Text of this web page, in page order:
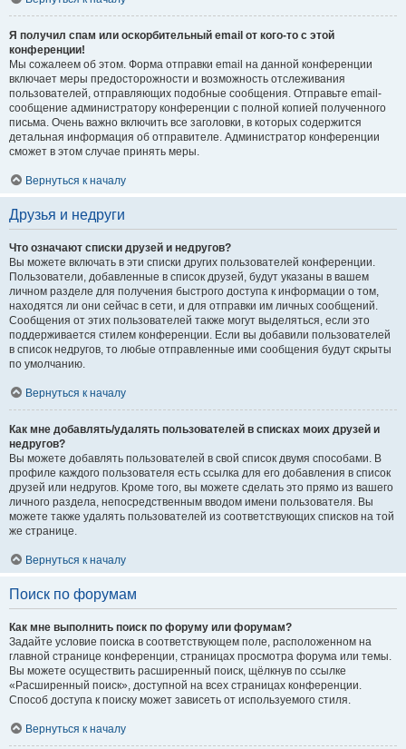
Я получил спам или оскорбительный email от кого-то с этой
конференции!
Мы сожалеем об этом. Форма отправки email на данной конференции
включает меры предосторожности и возможность отслеживания
пользователей, отправляющих подобные сообщения. Отправьте email-
сообщение администратору конференции с полной копией полученного
письма. Очень важно включить все заголовки, в которых содержится
детальная информация об отправителе. Администратор конференции
сможет в этом случае принять меры.
Вернуться к началу
Друзья и недруги
Что означают списки друзей и недругов?
Вы можете включать в эти списки других пользователей конференции.
Пользователи, добавленные в список друзей, будут указаны в вашем
личном разделе для получения быстрого доступа к информации о том,
находятся ли они сейчас в сети, и для отправки им личных сообщений.
Сообщения от этих пользователей также могут выделяться, если это
поддерживается стилем конференции. Если вы добавили пользователей
в список недругов, то любые отправленные ими сообщения будут скрыты
по умолчанию.
Вернуться к началу
Как мне добавлять/удалять пользователей в списках моих друзей и
недругов?
Вы можете добавлять пользователей в свой список двумя способами. В
профиле каждого пользователя есть ссылка для его добавления в список
друзей или недругов. Кроме того, вы можете сделать это прямо из вашего
личного раздела, непосредственным вводом имени пользователя. Вы
можете также удалять пользователей из соответствующих списков на той
же странице.
Вернуться к началу
Поиск по форумам
Как мне выполнить поиск по форуму или форумам?
Задайте условие поиска в соответствующем поле, расположенном на
главной странице конференции, страницах просмотра форума или темы.
Вы можете осуществить расширенный поиск, щёлкнув по ссылке
«Расширенный поиск», доступной на всех страницах конференции.
Способ доступа к поиску может зависеть от используемого стиля.
Вернуться к началу